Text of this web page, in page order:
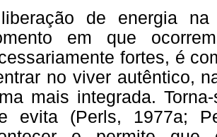
de energia
em que
fortes, é
no viver autêntico,
mais integrada.
evita (Perls, 1977a;